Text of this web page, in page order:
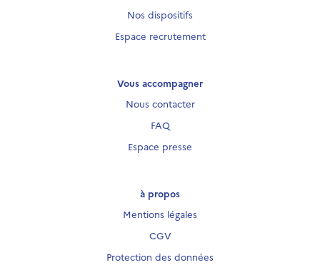
Nos dispositifs
Espace recrutement
Vous accompagner
Nous contacter
FAQ
Espace presse
à propos
Mentions légales
CGV
Protection des données